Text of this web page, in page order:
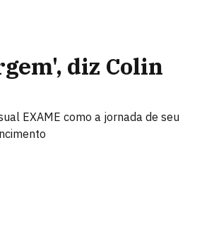
diz Colin
EXAME como a jornada de seu